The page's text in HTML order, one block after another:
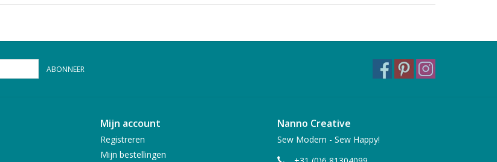
ABONNEER
Mijn account
Registreren
Mijn bestellingen
Nanno Creative
Sew Modern - Sew Happy!